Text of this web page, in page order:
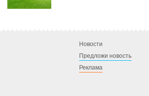
Новости
Предложи новость
Реклама